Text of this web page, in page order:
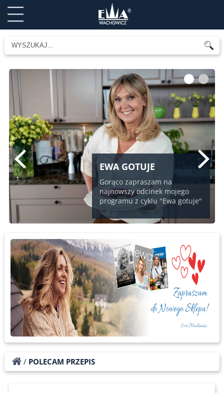
EWA GOTUJE
Gorąco zapraszam na
najnowszy odcinek mojego
programu z cyklu "Ewa gotuje"
1 2
/ POLECAM PRZEPIS